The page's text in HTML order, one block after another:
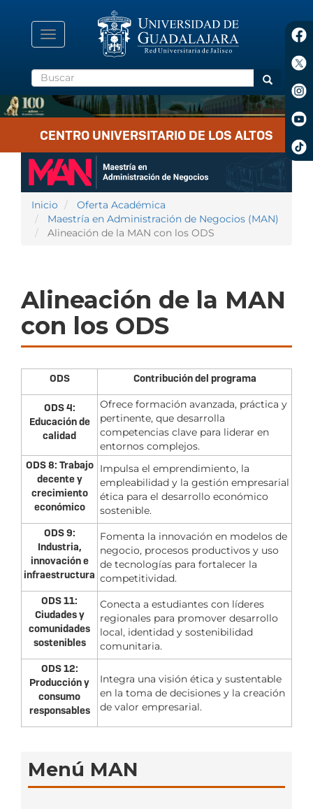
contenido
principal
Toggle
navigation
Buscar Buscar
CENTRO UNIVERSITARIO DE LOS ALTOS
Inicio
Oferta Académica
Maestría en Administración de Negocios (MAN)
Alineación de la MAN con los ODS
Alineación de la MAN
con los ODS
ODS Contribución del programa
ODS 4:
Educación de
calidad
Ofrece formación avanzada, práctica y
pertinente, que desarrolla
competencias clave para liderar en
entornos complejos.
ODS 8: Trabajo
decente y
crecimiento
económico
Impulsa el emprendimiento, la
empleabilidad y la gestión empresarial
ética para el desarrollo económico
sostenible.
ODS 9:
Industria,
innovación e
infraestructura
Fomenta la innovación en modelos de
negocio, procesos productivos y uso
de tecnologías para fortalecer la
competitividad.
ODS 11:
Ciudades y
comunidades
sostenibles
Conecta a estudiantes con líderes
regionales para promover desarrollo
local, identidad y sostenibilidad
comunitaria.
ODS 12:
Producción y
consumo
responsables
Integra una visión ética y sustentable
en la toma de decisiones y la creación
de valor empresarial.
Menú MAN